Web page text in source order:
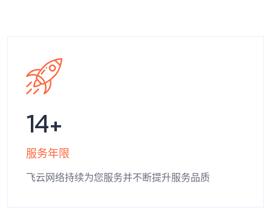
14
服务年限
飞云网络持续为您服务并不断提升服务品质